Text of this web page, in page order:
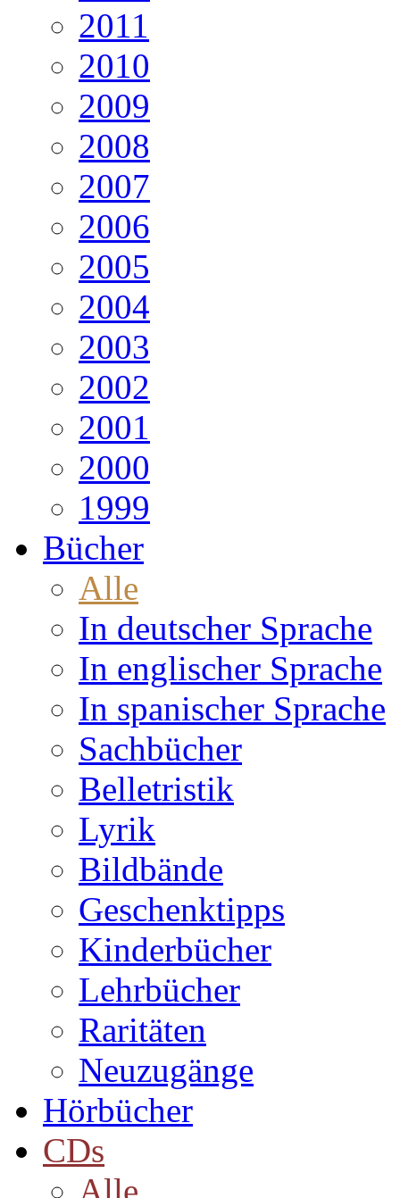
2011
2010
2009
2008
2007
2006
2005
2004
2003
2002
2001
2000
1999
Bücher
Alle
In deutscher Sprache
In englischer Sprache
In spanischer Sprache
Sachbücher
Belletristik
Lyrik
Bildbände
Geschenktipps
Kinderbücher
Lehrbücher
Raritäten
Neuzugänge
Hörbücher
CDs